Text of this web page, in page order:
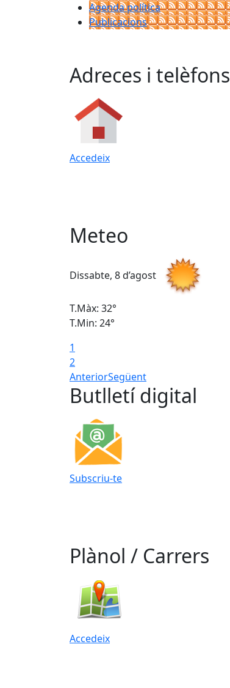
Agenda política
Publicacions
Adreces i telèfons
Accedeix
Meteo
Dissabte, 8 d’agost
T.Màx: 32°
T.Min: 24°
1
2
AnteriorSegüent
Butlletí digital
Subscriu-te
Plànol / Carrers
Accedeix